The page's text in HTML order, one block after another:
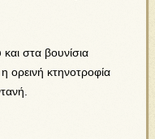
στα βουνίσια
ορεινή κτηνοτροφία